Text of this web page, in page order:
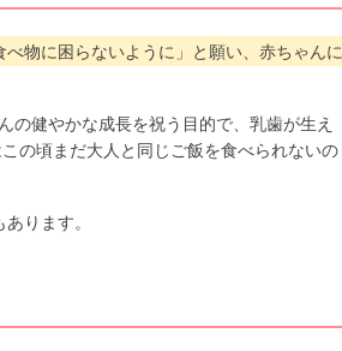
べ物に困らないように」と願い、赤ちゃんに
健やかな成長を祝う目的で、乳歯が生え
の頃まだ大人と同じご飯を食べられないの
ります。